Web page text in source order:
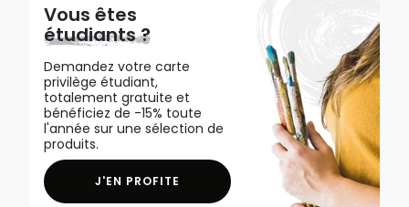
Vous êtes
étudiants ?
Demandez votre carte
privilège étudiant,
totalement gratuite et
bénéficiez de -15% toute
l'année sur une sélection de
produits.
J'EN PROFITE